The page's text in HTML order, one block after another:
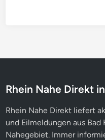
Rhein Nahe Direkt
Rhein Nahe Direkt liefert
und Eilmeldungen aus
Nahegebiet. Immer